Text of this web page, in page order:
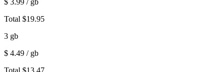
Total $19.95
3 gb
$ 4.49 / gb
Total $13.47